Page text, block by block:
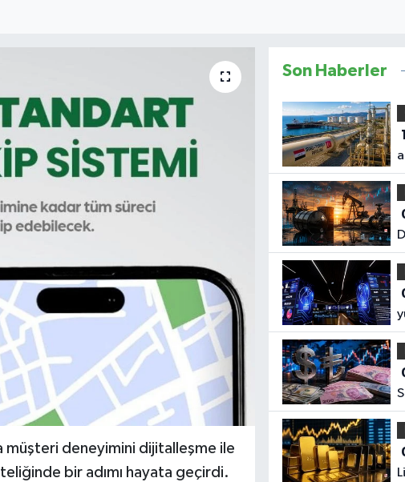
deneyimini dijitalleşme ile
bir adımı hayata geçirdi.
Son Haberler